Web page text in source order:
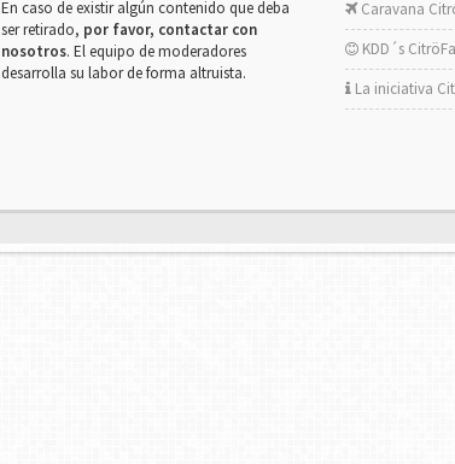
En caso de existir algún contenido que deba
ser retirado, por favor, contactar con
nosotros. El equipo de moderadores
desarrolla su labor de forma altruista.
Caravana
KDD´s
La iniciativa